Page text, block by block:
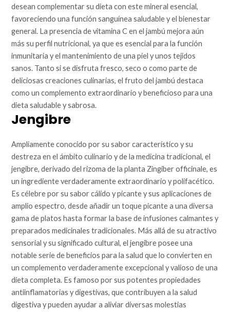
desean complementar su dieta con este mineral esencial,
favoreciendo una función sanguínea saludable y el bienestar
general. La presencia de vitamina C en el jambú mejora aún
más su perfil nutricional, ya que es esencial para la función
inmunitaria y el mantenimiento de una piel y unos tejidos
sanos. Tanto si se disfruta fresco, seco o como parte de
deliciosas creaciones culinarias, el fruto del jambú destaca
como un complemento extraordinario y beneficioso para una
dieta saludable y sabrosa.
Jengibre
Ampliamente conocido por su sabor característico y su
destreza en el ámbito culinario y de la medicina tradicional, el
jengibre, derivado del rizoma de la planta Zingiber officinale, es
un ingrediente verdaderamente extraordinario y polifacético.
Es célebre por su sabor cálido y picante y sus aplicaciones de
amplio espectro, desde añadir un toque picante a una diversa
gama de platos hasta formar la base de infusiones calmantes y
preparados medicinales tradicionales. Más allá de su atractivo
sensorial y su significado cultural, el jengibre posee una
notable serie de beneficios para la salud que lo convierten en
un complemento verdaderamente excepcional y valioso de una
dieta completa. Es famoso por sus potentes propiedades
antiinflamatorias y digestivas, que contribuyen a la salud
digestiva y pueden ayudar a aliviar diversas molestias